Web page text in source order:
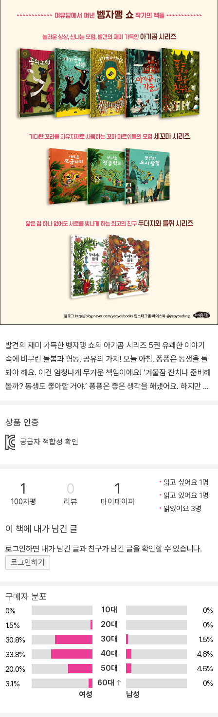
발견의 재미 가득한 벵자맹 쇼의 아기곰 시리즈 5권 유쾌한 이야기
속에 버무린 돌봄과 협동, 공유의 가치! 오늘 아침, 퐁퐁은 동생을 돌
봐야 해요. 이건 엄청나게 무거운 책임이에요! ‘겨울잠 잔치나 준비해
볼까? 동생도 좋아할 거야.’ 퐁퐁은 좋은 생각을 해냈어요. 하지만 동
하얀 곰이었어요! 사라진 동생을 찾아 나섰다가 뜻밖의 사건을 겪으
며 모험을 하는 이야기가 벵자맹 쇼 특유의 화려하고 아기자기한 그
집을 짓는 등, 서로 돕고 함께 나누는 이야기가 흐뭇함을 안겨 준다.
라푼젤, 빨간 모자 등 작가가 숲 곳곳에 숨겨 놓은 옛이야기 주인공들
을 찾는 재미가 즐거움을 더해 준다. 유쾌한 이야기, 풍성한 그림을 즐
뉴욕타임스 올해의 책 《곰의 노래》를 잇는 아기곰 시리즈 5권 북적북
적한 숲속에서 벌이는 곰 가족의 새로운 모험! “겨울잠 잔치나 준비해
볼까? 동생도 좋아할 거야.” 겨울잠을 앞두고 엄마 아빠 곰은 대청소
책임을 맡은 퐁퐁은 동생도 좋아할 만한 일을 생각해 낸다. 바로 겨울
잠 잔치 준비하기. 탁자와 컵, 냅킨도 준비하고 예쁘게 꾸미고 색칠도
해야 한다. 그런데 동생이 순식간에 사라져 부랴부랴 찾아 나선다. 다
행히 동생이 가는 곳마다 물감을 흘려 그 흔적을 따라가서 만난다. 하
지만 털이 하얀 새로운 친구들을 만나 놀이에 빠져 있는 동생은 돌아
갈 생각을 하지 않는다. 마치 이전에 퐁퐁이 그랬던 것처럼. 퐁퐁은 동
생을 데리고 돌아가 잔치 준비를 할 수 있을까? 유쾌한 이야기 속에
버무린 돌봄과 협동, 공유의 가치! 동생을 찾아 나선 퐁퐁은 동굴에서
멀리 벗어나 숲 반대편 강가에 다다라서야 동생을 찾는데, 놀라운 광
상품 인증
공급자 적합성 확인
1
100자평
0
리뷰
1
마이페이퍼
읽고 싶어요 1명
읽고 있어요 1명
읽었어요 3명
이 책에 내가 남긴 글
로그인하면 내가 남긴 글과 친구가 남긴 글을 확인할 수 있습니다.
로그인하기
구매자 분포
0% 10대
0%
1.5%
20대
0%
30.8%
30대
1.5%
33.8%
40대
4.6%
20.0%
50대
4.6%
3.1%
60대
0%
여성
남성